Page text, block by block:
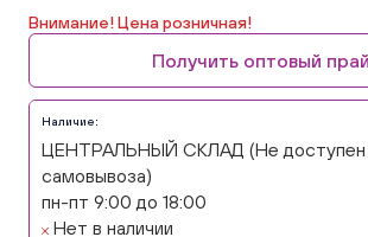
Внимание! Цена розничная!
Получить оптовый
Наличие:
ЦЕНТРАЛЬНЫЙ СКЛАД (Не доступен
самовывоза)
пн-пт 9:00 до 18:00
Нет в наличии